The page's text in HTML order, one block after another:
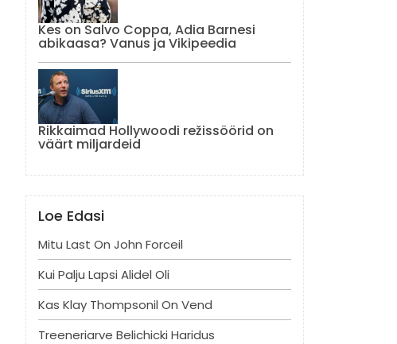
Kes on Salvo Coppa, Adia Barnesi
abikaasa? Vanus ja Vikipeedia
Rikkaimad Hollywoodi režissöörid on
väärt miljardeid
Loe Edasi
Mitu Last On John Forceil
Kui Palju Lapsi Alidel Oli
Kas Klay Thompsonil On Vend
Treeneriarve Belichicki Haridus